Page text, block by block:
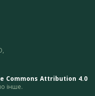
Commons Attribution 4.0
інше.